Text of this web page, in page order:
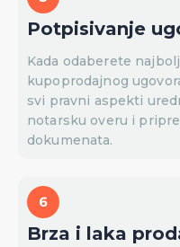
Potpisivanje
Kada odaberete
kupoprodajnog
svi pravni aspekti
notarsku overu i
dokumenata.
Brza i laka